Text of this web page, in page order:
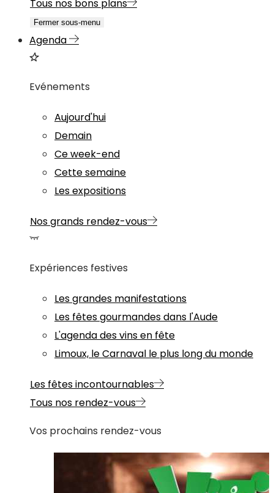
Tous nos bons plans
Fermer sous-menu
Agenda
Evénements
Aujourd'hui
Demain
Ce week-end
Cette semaine
Les expositions
Nos grands rendez-vous
Expériences festives
Les grandes manifestations
Les fêtes gourmandes dans l'Aude
L'agenda des vins en fête
Limoux, le Carnaval le plus long du monde
Les fêtes incontournables
Tous nos rendez-vous
Vos prochains rendez-vous